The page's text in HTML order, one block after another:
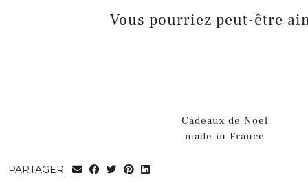
Vous pourriez peut-être
Cadeaux de Noel
made in France
PARTAGER: